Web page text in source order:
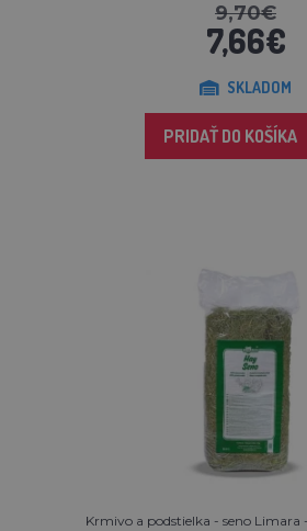
9,70€
7,66€
SKLADOM
PRIDAŤ DO KOŠÍKA
Krmivo a podstielka - seno Limara